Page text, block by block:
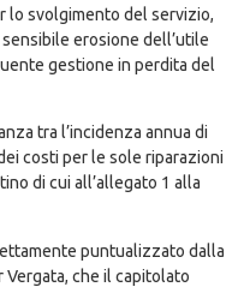
lo svolgimento del servizio,
erosione dell’utile
gestione in perdita del
tra l’incidenza annua di
costi per le sole riparazioni
di cui all’allegato 1 alla
puntualizzato dalla
che il capitolato